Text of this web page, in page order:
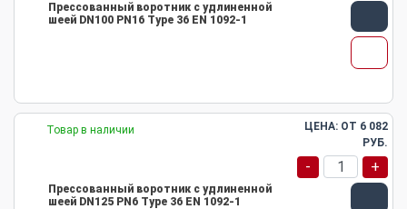
Прессованный воротник с удлиненной
шеей DN100 PN16 Type 36 EN 1092-1
Товар в наличии
Прессованный воротник с удлиненной
шеей DN125 PN6 Type 36 EN 1092-1
ЦЕНА: ОТ 6 082
РУБ.
- +